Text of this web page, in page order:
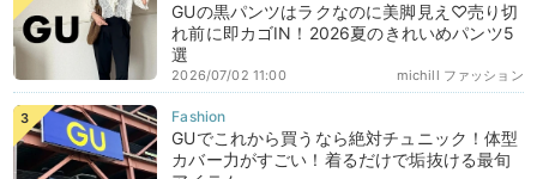
GUの黒パンツはラクなのに美脚見え♡売り切
れ前に即カゴIN！2026夏のきれいめパンツ5
選
michill ファッション
2026/07/02 11:00
GUでこれから買うなら絶対チュニック！体型
カバー力がすごい！着るだけで垢抜ける最旬